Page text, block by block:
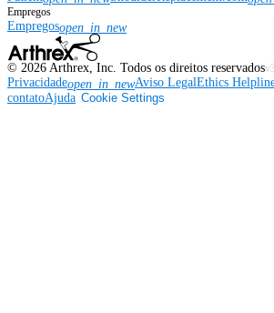
Empregos
Empregosopen_in_new
© 2026 Arthrex, Inc. Todos os direitos reservados
Privacidadeopen_in_newAviso LegalEthics
contatoAjuda Cookie Settings